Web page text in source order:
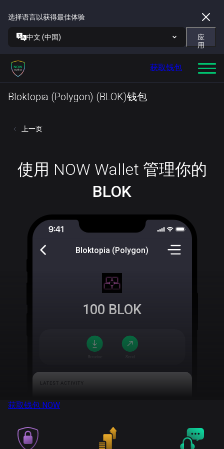
选择语言以获得最佳体验
中文 (中国)
应
用
获取钱包
Bloktopia (Polygon) (BLOK)钱包
上一页
使用 NOW Wallet 管理你的
BLOK
Bloktopia (Polygon)
100 BLOK
获取钱包 NOW